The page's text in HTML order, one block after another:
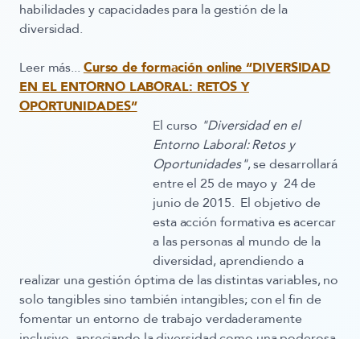
habilidades y capacidades para la gestión de la
diversidad.
Leer más... Curso de formación online “DIVERSIDAD
EN EL ENTORNO LABORAL: RETOS Y
OPORTUNIDADES”
El curso "Diversidad en el
Entorno Laboral: Retos y
Oportunidades", se desarrollará
entre el 25 de mayo y 24 de
junio de 2015. El objetivo de
esta acción formativa es acercar
a las personas al mundo de la
diversidad, aprendiendo a
realizar una gestión óptima de las distintas variables, no
solo tangibles sino también intangibles; con el fin de
fomentar un entorno de trabajo verdaderamente